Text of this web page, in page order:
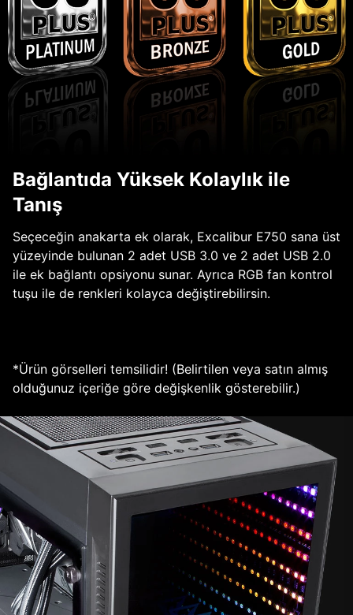
Bağlantıda Yüksek Kolaylık ile
Tanış
Seçeceğin anakarta ek olarak, Excalibur E750 sana üst
yüzeyinde bulunan 2 adet USB 3.0 ve 2 adet USB 2.0
ile ek bağlantı opsiyonu sunar. Ayrıca RGB fan kontrol
tuşu ile de renkleri kolayca değiştirebilirsin.
*Ürün görselleri temsilidir! (Belirtilen veya satın almış
olduğunuz içeriğe göre değişkenlik gösterebilir.)